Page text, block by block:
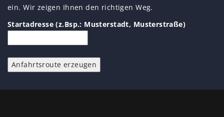
ein. Wir zeigen Ihnen den richtigen Weg.
Startadresse (z.Bsp.: Musterstadt, Musterstraße)
Anfahrtsroute erzeugen